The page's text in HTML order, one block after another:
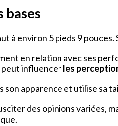
bases
à environ 5 pieds 9
en relation avec ses
peut influencerles
apparence et utilise sa
des opinions variées,